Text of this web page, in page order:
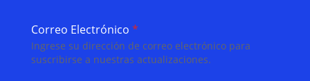
Correo Electrónico *
Ingrese su dirección de correo electrónico para
suscribirse a nuestras actualizaciones.